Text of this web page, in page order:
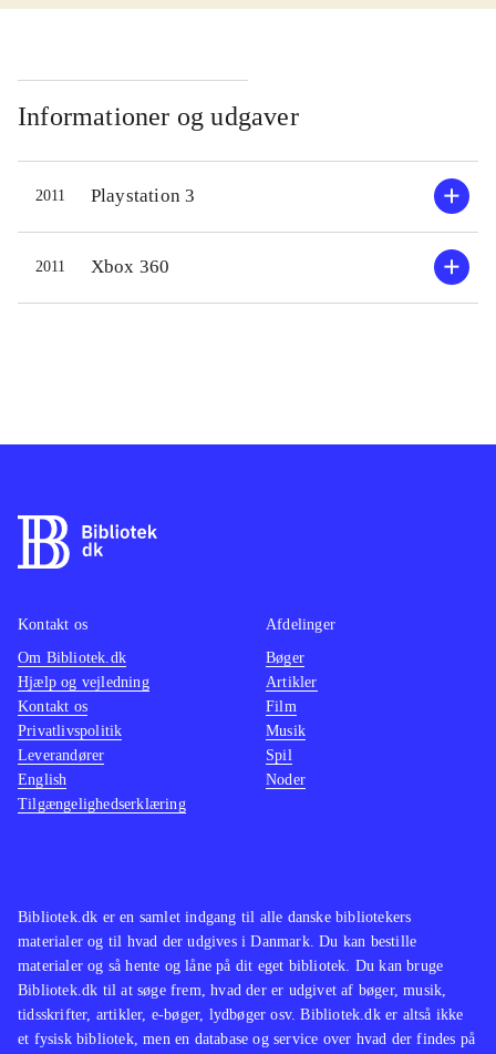
fortid. Da hun lokkes tilbage til
gensyn, for her lurer galskaben og
mange farer. I spillet skal man som
Alice bevæge sig rundt i
surrealistiske og labyrintiske
omgivelser. Her skal kæmpes mod
mærkelige væsner med bl.a. dolk og
peberspray! Undervejs samles
hende med at finde ud af sandheden
singleplayerdel. Grafikken i spillet er
i orden og forfriskende anderledes, fx
tegninger. Banedesignet afspiller godt
den dystre handling. Der er dog
enkelte grafiske bugs, der burde have
været rettet før lanceringen af spillet.
Lyden er god og styringen er intuitiv.
Overordnet er spillet underholdende
selv om der indimellem savnes nogle
Spillet er en selvstændig fortsættelse
af American McGee's Alice, 2000,
der kun findes på et bibliotek i DK.
Samlet set et godt bud på et action-
adventurespil, hvor spændingen i
Informationer og udgaver
2011 Playstation 3
2011 Xbox 360
Bibliotek.dk er en samlet indgang til alle danske bibliotekers
materialer og til hvad der udgives i Danmark. Du kan bestille
materialer og så hente og låne på dit eget bibliotek. Du kan bruge
Bibliotek.dk til at søge frem, hvad der er udgivet af bøger, musik,
tidsskrifter, artikler, e-bøger, lydbøger osv. Bibliotek.dk er altså ikke
et fysisk bibliotek, men en database og service over hvad der findes på
Kontakt os
Om Bibliotek.dk
Hjælp og vejledning
Kontakt os
Privatlivspolitik
Leverandører
English
Tilgængelighedserklæring
Afdelinger
Bøger
Artikler
Film
Musik
Spil
Noder